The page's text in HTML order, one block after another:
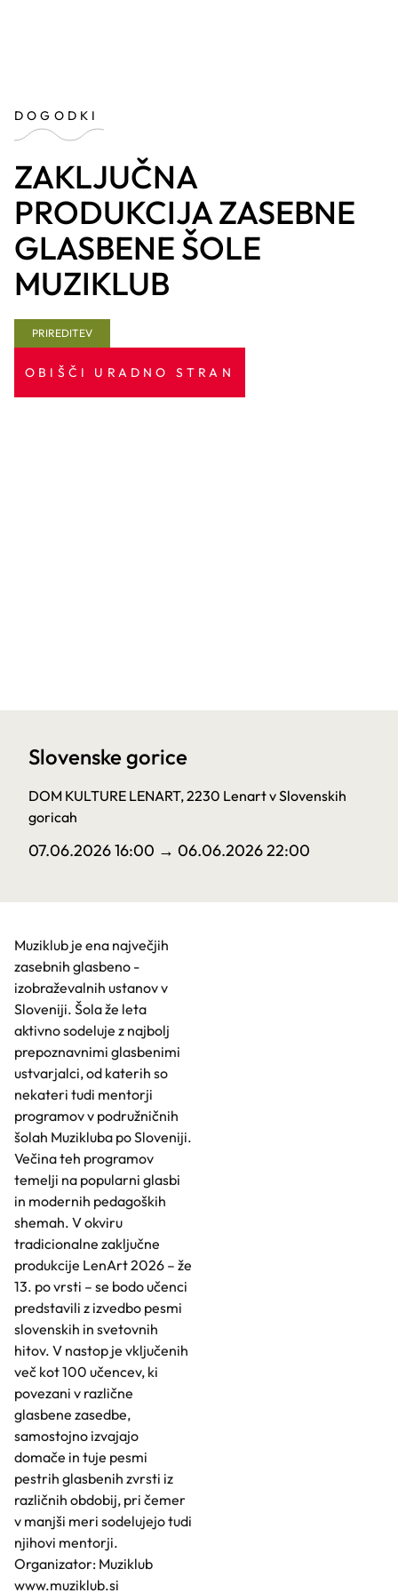
DOGODKI
ZAKLJUČNA
PRODUKCIJA ZASEBNE
GLASBENE ŠOLE
MUZIKLUB
PRIREDITEV
OBIŠČI URADNO STRAN
Slovenske gorice
DOM KULTURE LENART, 2230 Lenart v Slovenskih
goricah
07.06.2026 16:00 → 06.06.2026 22:00
Muziklub je ena največjih
zasebnih glasbeno -
izobraževalnih ustanov v
Sloveniji. Šola že leta
aktivno sodeluje z najbolj
prepoznavnimi glasbenimi
ustvarjalci, od katerih so
nekateri tudi mentorji
programov v podružničnih
šolah Muzikluba po Sloveniji.
Večina teh programov
temelji na popularni glasbi
in modernih pedagoških
shemah. V okviru
tradicionalne zaključne
produkcije LenArt 2026 – že
13. po vrsti – se bodo učenci
predstavili z izvedbo pesmi
slovenskih in svetovnih
hitov. V nastop je vključenih
več kot 100 učencev, ki
povezani v različne
glasbene zasedbe,
samostojno izvajajo
domače in tuje pesmi
pestrih glasbenih zvrsti iz
različnih obdobij, pri čemer
v manjši meri sodelujejo tudi
njihovi mentorji.
Organizator: Muziklub
www.muziklub.si